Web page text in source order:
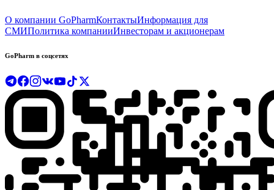
О компании GoPharmКонтактыИнформация для
СМИПолитика компанииИнвесторам и акционерам
GoPharm в соцсетях